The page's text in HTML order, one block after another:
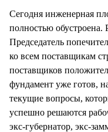
Сегодня инженерная
полностью обустроена.
Председатель
ко всем поставщикам
поставщиков
фундамент уже готов,
текущие вопросы,
успешно решаются
экс-губернатор, экс-